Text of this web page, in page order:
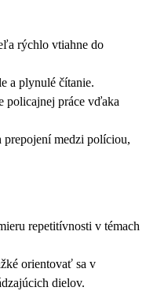
rýchlo vtiahne do
a plynulé čítanie.
policajnej práce vďaka
medzi políciou,
repetitívnosti v témach
orientovať sa v
dielov.